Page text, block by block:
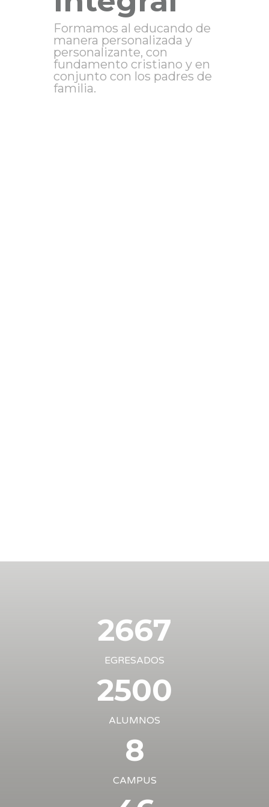
Formamos al educando de
manera personalizada y
personalizante, con
fundamento cristiano y en
conjunto con los padres de
familia.
2667
EGRESADOS
2500
ALUMNOS
8
CAMPUS